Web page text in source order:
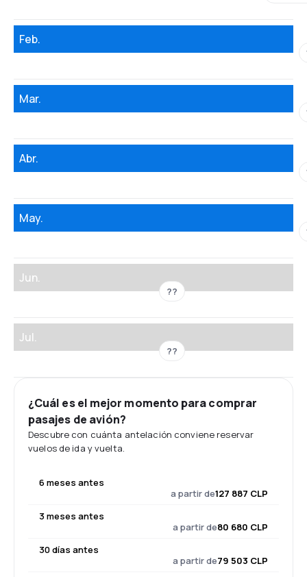
Feb.
Mar.
Abr.
May.
Jun.
??
Jul.
??
¿Cuál es el mejor momento para comprar
pasajes de avión?
Descubre con cuánta antelación conviene reservar
vuelos de ida y vuelta.
6 meses antes
a partir de127 887 CLP
3 meses antes
a partir de80 680 CLP
30 días antes
a partir de79 503 CLP